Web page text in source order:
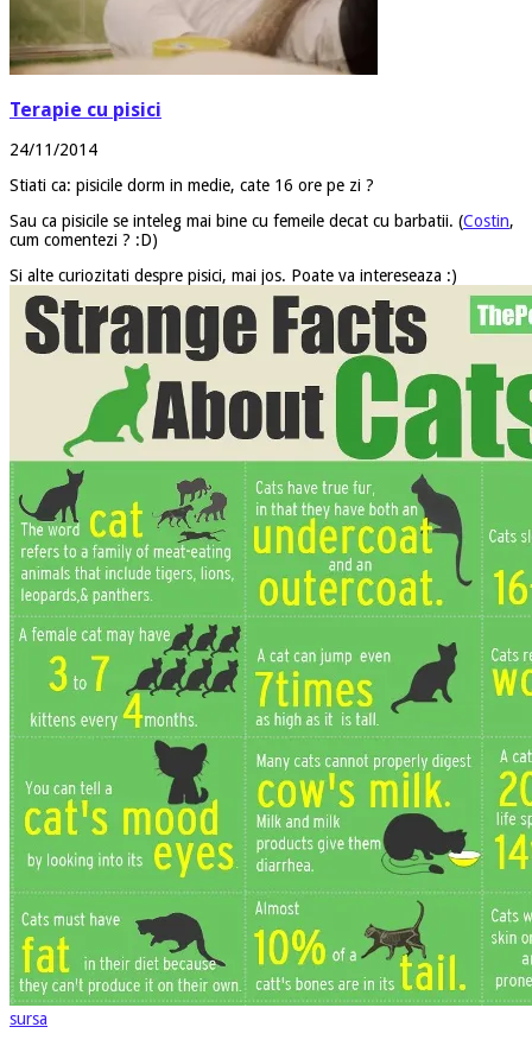
Terapie cu pisici
24/11/2014
Stiati ca: pisicile dorm in medie, cate 16 ore pe zi ?
Sau ca pisicile se inteleg mai bine cu femeile decat cu barbatii. (Costin,
cum comentezi ? :D)
Si alte curiozitati despre pisici, mai jos. Poate va intereseaza :)
sursa